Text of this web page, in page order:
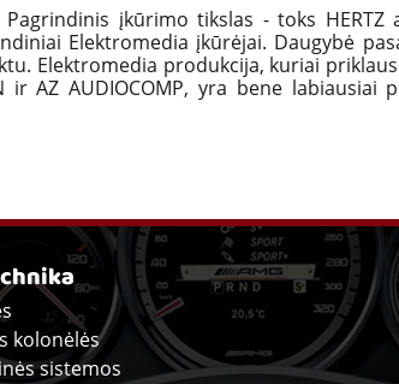
įkūrimo tikslas - toks HERTZ
Elektromedia įkūrėjai. Daugybė
Elektromedia produkcija, kuriai
ir AZ AUDIOCOMP, yra bene
kolonėlės
sistemos